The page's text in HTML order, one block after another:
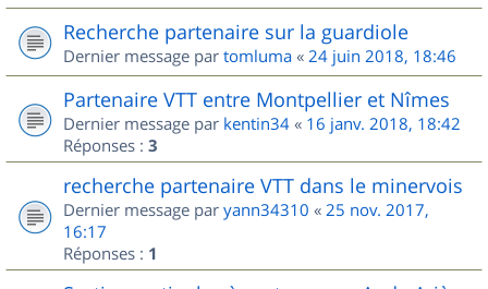
Recherche partenaire sur la guardiole
Dernier message par tomluma « 24 juin 2018, 18:46
Partenaire VTT entre Montpellier et Nîmes
Dernier message par kentin34 « 16 janv. 2018, 18:42
Réponses : 3
recherche partenaire VTT dans le minervois
Dernier message par yann34310 « 25 nov. 2017,
16:17
Réponses : 1